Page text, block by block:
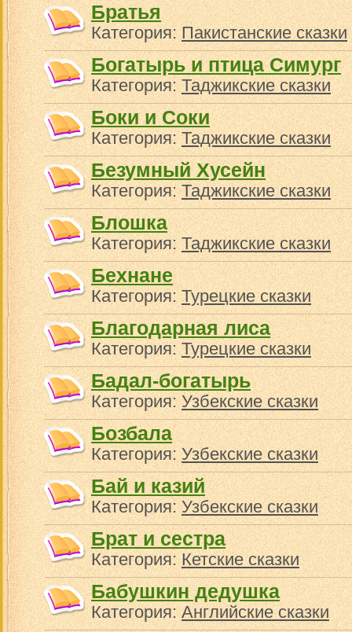
Братья
Категория:Пакистанские сказки
Богатырь и птица Симург
Категория:Таджикские сказки
Боки и Соки
Категория:Таджикские сказки
Безумный Хусейн
Категория:Таджикские сказки
Блошка
Категория:Таджикские сказки
Бехнане
Категория:Турецкие сказки
Благодарная лиса
Категория:Турецкие сказки
Бадал-богатырь
Категория:Узбекские сказки
Бозбала
Категория:Узбекские сказки
Бай и казий
Категория:Узбекские сказки
Брат и сестра
Категория:Кетские сказки
Бабушкин дедушка
Категория:Английские сказки